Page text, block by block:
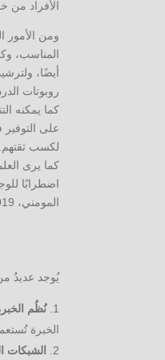
الأفراد من
ومن الأمور
المناسب،
أيضًا،
روبوتات
كما يمكنه
على
لكسب ثقتهم.
كما يرى
اضطرابًا
المومني، 2019، ص 21).
يُوجد عديدٌ من
نُظُم
الخبرة
الشبكات